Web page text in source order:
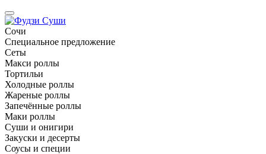
Сочи
Специальное предложение
Сеты
Макси роллы
Тортильи
Холодные роллы
Жареные роллы
Запечённые роллы
Маки роллы
Суши и онигири
Закуски и десерты
Соусы и специи